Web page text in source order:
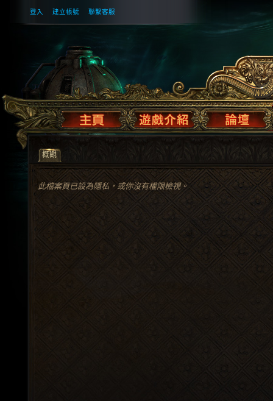
登入 建立帳號 聯繫客服
概觀
此檔案頁已設為隱私，或你沒有權限檢視。